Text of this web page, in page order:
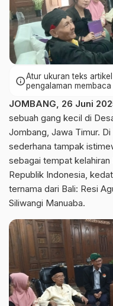
infoAtur ukuran teks
pengalaman membaca
JOMBANG, 26 Juni
sebuah gang kecil di
Jombang, Jawa Timur.
sederhana tampak
sebagai tempat
Republik Indonesia,
ternama dari Bali: Resi
Siliwangi Manuaba.